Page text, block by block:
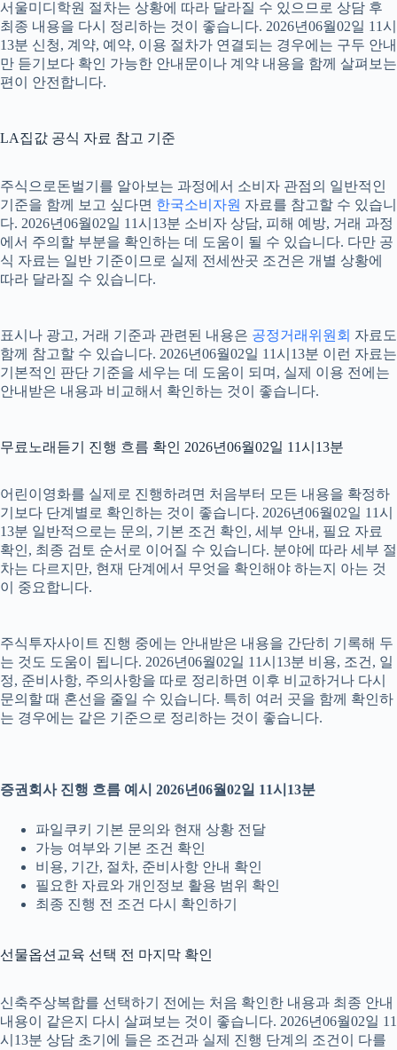
서울미디학원 절차는 상황에 따라 달라질 수 있으므로 상담 후
최종 내용을 다시 정리하는 것이 좋습니다. 2026년06월02일 11시
13분 신청, 계약, 예약, 이용 절차가 연결되는 경우에는 구두 안내
만 듣기보다 확인 가능한 안내문이나 계약 내용을 함께 살펴보는
편이 안전합니다.
LA집값 공식 자료 참고 기준
주식으로돈벌기를 알아보는 과정에서 소비자 관점의 일반적인
기준을 함께 보고 싶다면 한국소비자원 자료를 참고할 수 있습니
다. 2026년06월02일 11시13분 소비자 상담, 피해 예방, 거래 과정
에서 주의할 부분을 확인하는 데 도움이 될 수 있습니다. 다만 공
식 자료는 일반 기준이므로 실제 전세싼곳 조건은 개별 상황에
따라 달라질 수 있습니다.
표시나 광고, 거래 기준과 관련된 내용은 공정거래위원회 자료도
함께 참고할 수 있습니다. 2026년06월02일 11시13분 이런 자료는
기본적인 판단 기준을 세우는 데 도움이 되며, 실제 이용 전에는
안내받은 내용과 비교해서 확인하는 것이 좋습니다.
무료노래듣기 진행 흐름 확인 2026년06월02일 11시13분
어린이영화를 실제로 진행하려면 처음부터 모든 내용을 확정하
기보다 단계별로 확인하는 것이 좋습니다. 2026년06월02일 11시
13분 일반적으로는 문의, 기본 조건 확인, 세부 안내, 필요 자료
확인, 최종 검토 순서로 이어질 수 있습니다. 분야에 따라 세부 절
차는 다르지만, 현재 단계에서 무엇을 확인해야 하는지 아는 것
이 중요합니다.
주식투자사이트 진행 중에는 안내받은 내용을 간단히 기록해 두
는 것도 도움이 됩니다. 2026년06월02일 11시13분 비용, 조건, 일
정, 준비사항, 주의사항을 따로 정리하면 이후 비교하거나 다시
문의할 때 혼선을 줄일 수 있습니다. 특히 여러 곳을 함께 확인하
는 경우에는 같은 기준으로 정리하는 것이 좋습니다.
증권회사 진행 흐름 예시 2026년06월02일 11시13분
파일쿠키 기본 문의와 현재 상황 전달
가능 여부와 기본 조건 확인
비용, 기간, 절차, 준비사항 안내 확인
필요한 자료와 개인정보 활용 범위 확인
최종 진행 전 조건 다시 확인하기
선물옵션교육 선택 전 마지막 확인
신축주상복합를 선택하기 전에는 처음 확인한 내용과 최종 안내
내용이 같은지 다시 살펴보는 것이 좋습니다. 2026년06월02일 11
시13분 상담 초기에 들은 조건과 실제 진행 단계의 조건이 다를